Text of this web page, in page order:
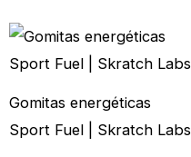
Gomitas energéticas
Sport Fuel | Skratch Labs